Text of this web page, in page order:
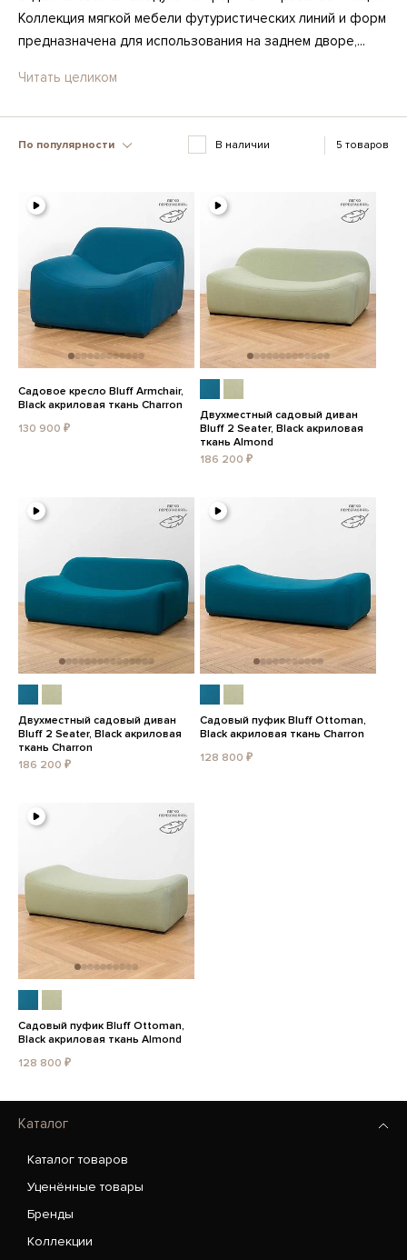
Коллекция мягкой мебели футуристических линий и форм
предназначена для использования на заднем дворе,...
Читать целиком
По популярности В наличии 5 товаров
Садовое кресло Bluff Armchair,
Black акриловая ткань Charron
130 900 ₽
Двухместный садовый диван
Bluff 2 Seater, Black акриловая
ткань Almond
186 200 ₽
Двухместный садовый диван
Bluff 2 Seater, Black акриловая
ткань Charron
186 200 ₽
Садовый пуфик Bluff Ottoman,
Black акриловая ткань Charron
128 800 ₽
Садовый пуфик Bluff Ottoman,
Black акриловая ткань Almond
128 800 ₽
Каталог
Каталог товаров
Уценённые товары
Бренды
Коллекции